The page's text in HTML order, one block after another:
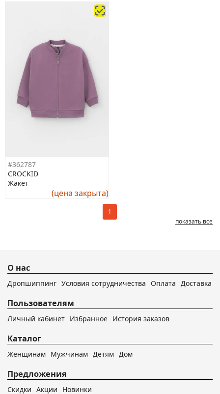
#362787
CROCKID
Жакет
(цена закрыта)
1
показать все
О нас
Дропшиппинг Условия сотрудничества Оплата Доставка
Пользователям
Личный кабинет Избранное История заказов
Каталог
Женщинам Мужчинам Детям Дом
Предложения
Скидки Акции Новинки